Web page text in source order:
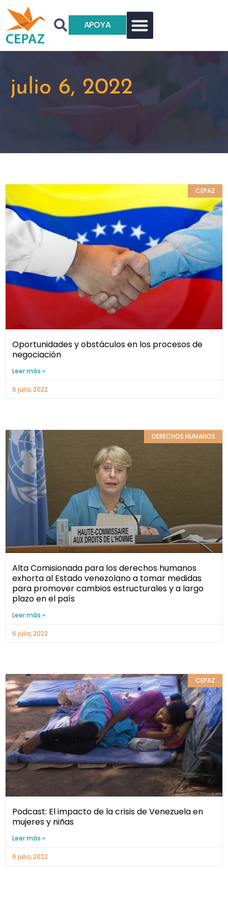
APOYA
julio 6, 2022
CEPAZ
Oportunidades y obstáculos en los procesos de
negociación
Leer más »
6 julio, 2022
DERECHOS HUMANOS
Alta Comisionada para los derechos humanos
exhorta al Estado venezolano a tomar medidas
para promover cambios estructurales y a largo
plazo en el país
Leer más »
6 julio, 2022
CEPAZ
Podcast: El impacto de la crisis de Venezuela en
mujeres y niñas
Leer más »
6 julio, 2022